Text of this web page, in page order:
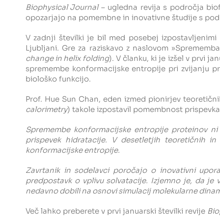
Biophysical Journal– ugledna revija s področja
opozarjajo na pomembne in inovativne študije s
V zadnji številki je bil med posebej
Ljubljani. Gre za raziskavo z naslovom
change in helix folding). V članku, ki je izšel v prvi
spremembe konformacijske entropije pri zvijanju
biološko funkcijo.
Prof. Hue Sun Chan, eden izmed pionirjev
calorimetry) takole izpostavil pomembnost
Spremembe konformacijske entropije proteinov
prispevek hidratacije. V desetletjih teoretičnih
konformacijske entropije.
Zavrtanik in sodelavci poročajo o inovativni
predpostavk o vplivu solvatacije. Izjemno je, da
nedavno dobili na osnovi simulacij molekularne
Več lahko preberete v prvi januarski številki revije